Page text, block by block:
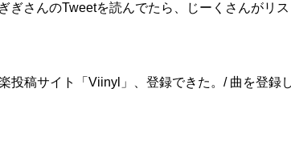
ぎさんのTweetを読んでたら、じーくさんがリ
投稿サイト「Viinyl」、登録できた。/ 曲を登